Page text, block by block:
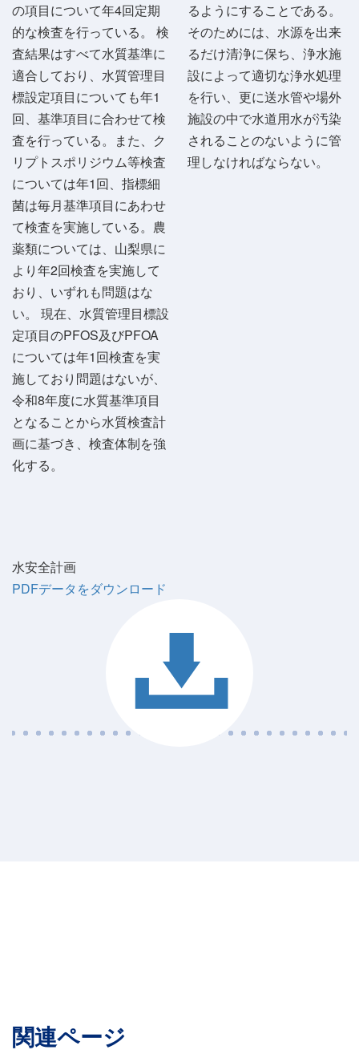
の項目について年4回定期
的な検査を行っている。 検
査結果はすべて水質基準に
適合しており、水質管理目
標設定項目についても年1
回、基準項目に合わせて検
査を行っている。また、ク
リプトスポリジウム等検査
については年1回、指標細
菌は毎月基準項目にあわせ
て検査を実施している。農
薬類については、山梨県に
より年2回検査を実施して
おり、いずれも問題はな
い。 現在、水質管理目標設
定項目のPFOS及びPFOA
については年1回検査を実
施しており問題はないが、
令和8年度に水質基準項目
となることから水質検査計
画に基づき、検査体制を強
化する。
るようにすることである。
そのためには、水源を出来
るだけ清浄に保ち、浄水施
設によって適切な浄水処理
を行い、更に送水管や場外
施設の中で水道用水が汚染
されることのないように管
理しなければならない。
水安全計画
PDFデータをダウンロード
関連ページ